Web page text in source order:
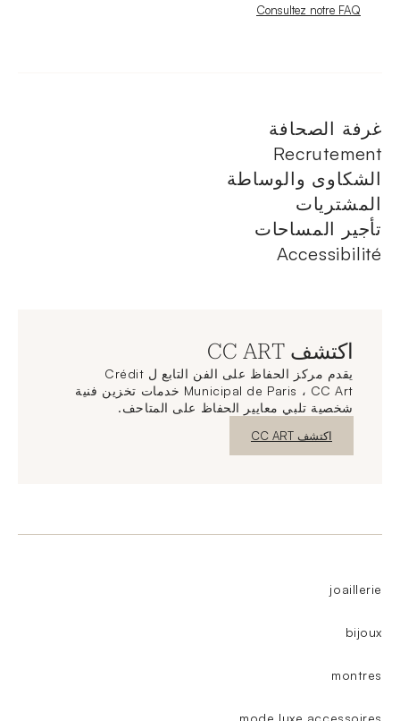
Nouvelle fenêtre
Consultez notre FAQ
غرفة الصحافة
Recrutement
الشكاوى والوساطة
المشتريات
تأجير المساحات
Accessibilité
اكتشف CC ART
يقدم مركز الحفاظ على الفن التابع ل Crédit
Municipal de Paris ، CC Art خدمات تخزين فنية
شخصية تلبي معايير الحفاظ على المتاحف.
نافذة جديدة
اكتشف CC ART
joaillerie
bijoux
montres
mode luxe accessoires